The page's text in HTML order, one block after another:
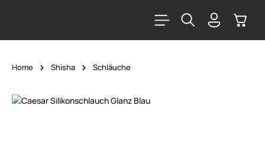
Home Shisha Schläuche
Bildergalerie überspringen